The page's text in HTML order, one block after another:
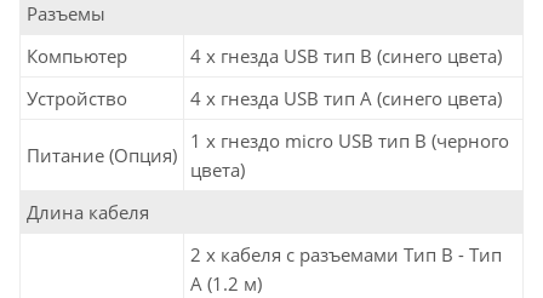
Разъемы
Компьютер
4 x гнезда USB тип B (синего цвета)
Устройство
4 x гнезда USB тип A (синего цвета)
Питание (Опция)
1 x гнездо micro USB тип B (черного
цвета)
Длина кабеля
2 x кабеля с разъемами Тип B - Тип
A (1.2 м)